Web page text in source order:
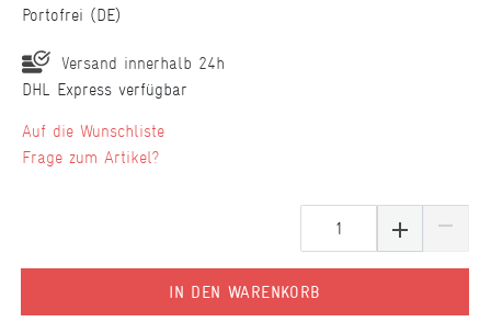
Portofrei (DE)
Versand innerhalb 24h
DHL Express verfügbar
IN DEN WARENKORB
Wunschliste
Frage zum Artikel?